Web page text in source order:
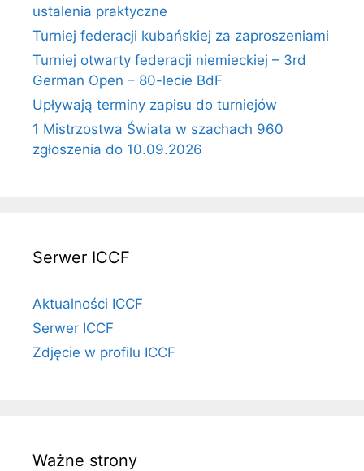
ustalenia praktyczne
Turniej federacji kubańskiej za zaproszeniami
Turniej otwarty federacji niemieckiej – 3rd
German Open – 80-lecie BdF
Upływają terminy zapisu do turniejów
1 Mistrzostwa Świata w szachach 960
zgłoszenia do 10.09.2026
Serwer ICCF
Aktualności ICCF
Serwer ICCF
Zdjęcie w profilu ICCF
Ważne strony